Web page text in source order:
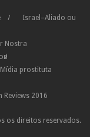
Israel–Aliado ou
Nostra
prostituta
Reviews 2016
os direitos reservados.